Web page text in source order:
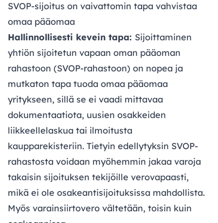
SVOP-sijoitus on vaivattomin tapa vahvistaa
omaa pääomaa
Hallinnollisesti kevein tapa: Sijoittaminen
yhtiön sijoitetun vapaan oman pääoman
rahastoon (SVOP-rahastoon) on nopea ja
mutkaton tapa tuoda omaa pääomaa
yritykseen, sillä se ei vaadi mittavaa
dokumentaatiota, uusien osakkeiden
liikkeellelaskua tai ilmoitusta
kaupparekisteriin. Tietyin edellytyksin SVOP-
rahastosta voidaan myöhemmin jakaa varoja
takaisin sijoituksen tekijöille verovapaasti,
mikä ei ole osakeantisijoituksissa mahdollista.
Myös varainsiirtovero vältetään, toisin kuin